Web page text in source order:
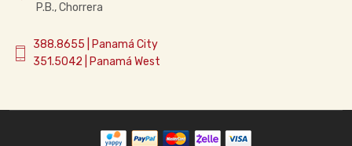
P.B., Chorrera
388.8655 | Panamá City
351.5042 | Panamá West